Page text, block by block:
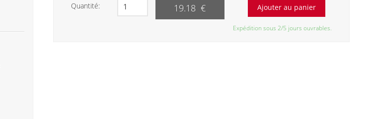
Quantité: 19.18 €
Expédition sous 2/5 jours ouvrables.